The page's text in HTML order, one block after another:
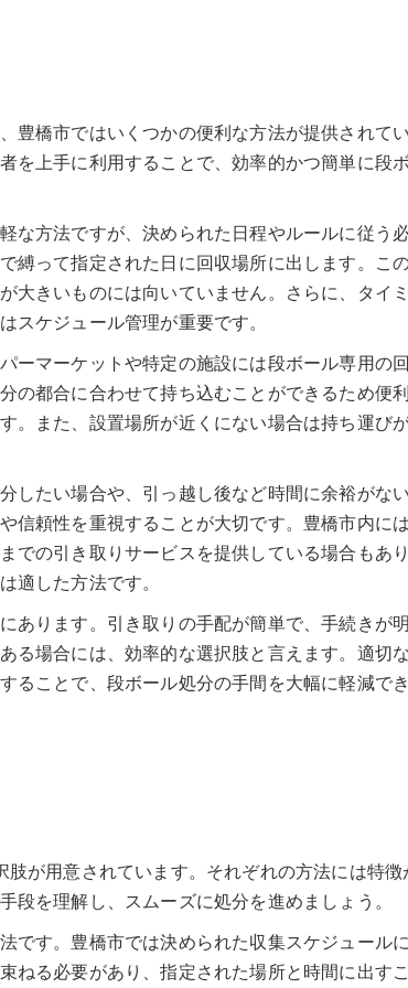
豊橋市ではいくつかの便利な方法が提供されてい
を上手に利用することで、効率的かつ簡単に段ボ
な方法ですが、決められた日程やルールに従う
縛って指定された日に回収場所に出します。こ
大きいものには向いていません。さらに、タイミ
ケジュール管理が重要です。
ーマーケットや特定の施設には段ボール専用の回
の都合に合わせて持ち込むことができるため便利
。また、設置場所が近くにない場合は持ち運び
したい場合や、引っ越し後など時間に余裕がない
信頼性を重視することが大切です。豊橋市内には
での引き取りサービスを提供している場合もあり
適した方法です。
あります。引き取りの手配が簡単で、手続きが明
る場合には、効率的な選択肢と言えます。適切な
ることで、段ボール処分の手間を大幅に軽減でき
が用意されています。それぞれの方法には特徴
を理解し、スムーズに処分を進めましょう。
です。豊橋市では決められた収集スケジュールに
ねる必要があり、指定された場所と時間に出すこ